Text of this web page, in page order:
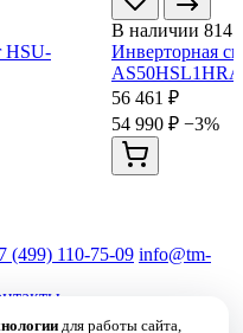
HSU-
В наличии
Инверторная
56 461 ₽
54 990 ₽ −3%
(499) 110-75-09 info@tm-
обработки
для работы сайта,